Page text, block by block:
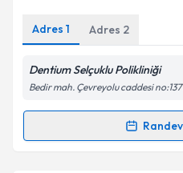
Kişisel verilerimin
kapsamda
Adres 1 Adres 2
Dentium Selçuklu Polikliniği
Bedir mah. Çevreyolu caddesi
Randevu Takvimi